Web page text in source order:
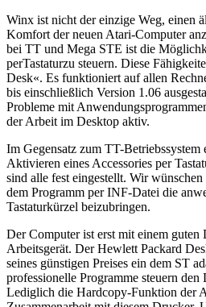
Winx ist nicht der einzige Weg, einen
Komfort der neuen Atari-Computer
bei TT und Mega STE ist die
perTastaturzu steuern. Diese
Desk«. Es funktioniert auf allen
bis einschließlich Version 1.06
Probleme mit
der Arbeit im Desktop aktiv.
Im Gegensatz zum TT-
Aktivieren eines Accessories per
sind alle fest eingestellt. Wir wünschen
dem Programm per INF-Datei die
Tastaturkürzel beizubringen.
Der Computer ist erst mit einem
Arbeitsgerät. Der Hewlett Packard
seines günstigen Preises ein dem ST
professionelle Programme steuern
Lediglich die Hardcopy-Funktion der